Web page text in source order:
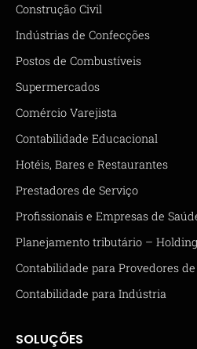
Construção Civil
Indústrias de Confecções
Postos de Combustíveis
Supermercados
Comércio Varejista
Contabilidade Educacional
Hotéis, Bares e Restaurantes
Prestadores de Serviço
Profissionais e Empresas de
Planejamento tributário – Holding
Contabilidade para Provedores
Contabilidade para Indústria
SOLUÇÕES